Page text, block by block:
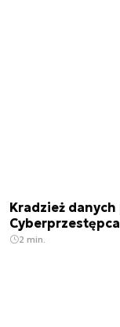
Kradzież
2 min.